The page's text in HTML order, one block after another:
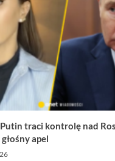
traci kontrolę nad
apel